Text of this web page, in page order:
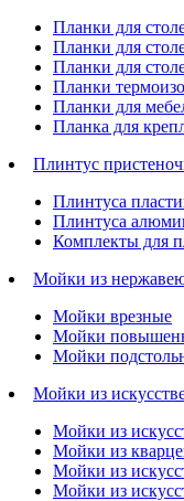
Планки для
Планки для
Планки для
Планки
Планки для
Планка для
Плинтус
Плинтуса
Плинтуса
Комплекты для
Мойки из
Мойки врезные
Мойки
Мойки
Мойки из
Мойки из
Мойки из
Мойки из
Мойки из